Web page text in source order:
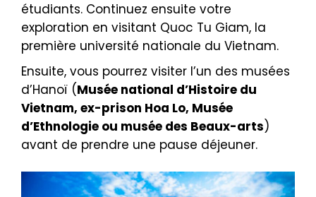
étudiants. Continuez ensuite votre
exploration en visitant Quoc Tu Giam, la
première université nationale du Vietnam.
Ensuite, vous pourrez visiter l’un des musées
d’Hanoï (Musée national d’Histoire du
Vietnam, ex-prison Hoa Lo, Musée
d’Ethnologie ou musée des Beaux-arts)
avant de prendre une pause déjeuner.